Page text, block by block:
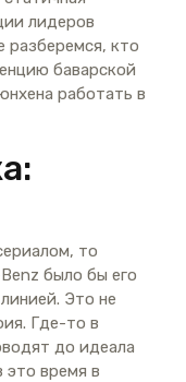
лидеров
разберемся, кто
баварской
работать в
то
было бы его
Это не
Где-то в
до идеала
это время в